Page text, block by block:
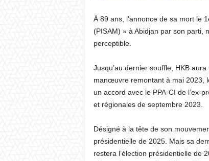
À 89 ans, l’annonce de sa mort le
(PISAM) » à Abidjan par son parti,
perceptible.
Jusqu’au dernier souffle, HKB
manœuvre remontant à mai 2023,
un accord avec le PPA-CI de l’ex-
et régionales de septembre 2023.
Désigné à la tête de son
présidentielle de 2025. Mais sa
restera l’élection présidentielle de